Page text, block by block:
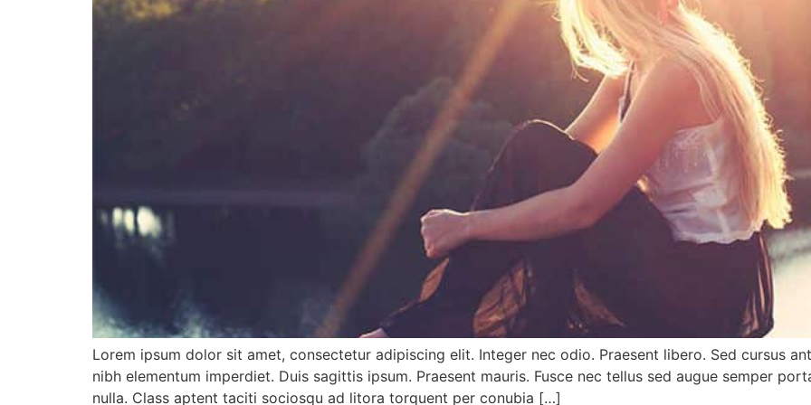
Lorem ipsum dolor sit amet, consectetur adipiscing elit. Integer nec odio. Praesent libero. Sed cursus
nibh elementum imperdiet. Duis sagittis ipsum. Praesent mauris. Fusce nec tellus sed augue semper
nulla. Class aptent taciti sociosqu ad litora torquent per conubia […]